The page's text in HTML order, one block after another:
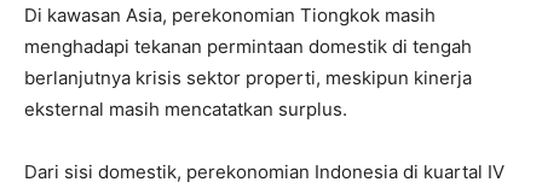
Di kawasan Asia, perekonomian Tiongkok masih
menghadapi tekanan permintaan domestik di tengah
berlanjutnya krisis sektor properti, meskipun kinerja
eksternal masih mencatatkan surplus.
Dari sisi domestik, perekonomian Indonesia di kuartal IV